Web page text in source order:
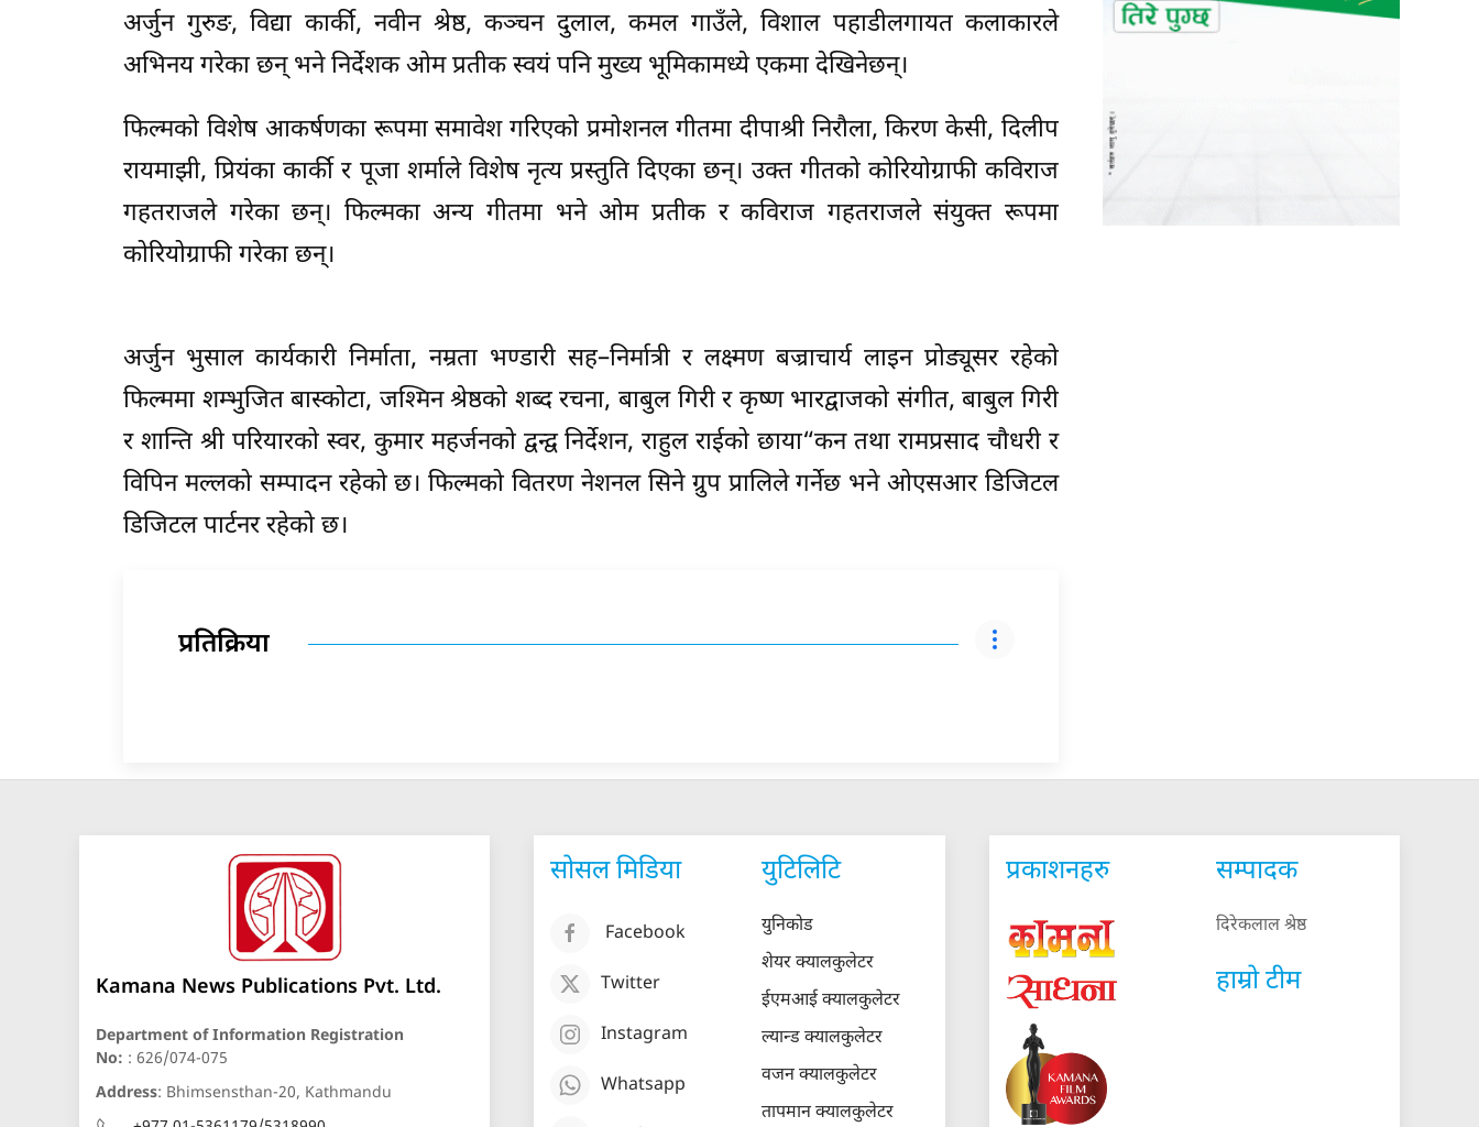
अर्जुन गुरुङ, विद्या कार्की, नवीन श्रेष्ठ, कञ्चन दुलाल, कमल गाउँले, विशाल पहाडीलगायत कलाकारले
अभिनय गरेका छन् भने निर्देशक ओम प्रतीक स्वयं पनि मुख्य भूमिकामध्ये एकमा देखिनेछन्।
फिल्मको विशेष आकर्षणका रूपमा समावेश गरिएको प्रमोशनल गीतमा दीपाश्री निरौला, किरण केसी, दिलीप
रायमाझी, प्रियंका कार्की र पूजा शर्माले विशेष नृत्य प्रस्तुति दिएका छन्। उक्त गीतको कोरियोग्राफी कविराज
गहतराजले गरेका छन्। फिल्मका अन्य गीतमा भने ओम प्रतीक र कविराज गहतराजले संयुक्त रूपमा
कोरियोग्राफी गरेका छन्।
अर्जुन भुसाल कार्यकारी निर्माता, नम्रता भण्डारी सह–निर्मात्री र लक्ष्मण बज्राचार्य लाइन प्रोड्यूसर रहेको
फिल्ममा शम्भुजित बास्कोटा, जश्मिन श्रेष्ठको शब्द रचना, बाबुल गिरी र कृष्ण भारद्वाजको संगीत, बाबुल गिरी
र शान्ति श्री परियारको स्वर, कुमार महर्जनको द्वन्द्व निर्देशन, राहुल राईको छाया“कन तथा रामप्रसाद चौधरी र
विपिन मल्लको सम्पादन रहेको छ। फिल्मको वितरण नेशनल सिने ग्रुप प्रालिले गर्नेछ भने ओएसआर डिजिटल
डिजिटल पार्टनर रहेको छ।
प्रतिक्रिया
Kamana News Publications Pvt. Ltd.
Department of Information Registration
No: : 626/074-075
Address: Bhimsensthan-20, Kathmandu
सोसल मिडिया
Facebook
Twitter
Instagram
Whatsapp
युटिलिटि
युनिकोड
शेयर क्यालकुलेटर
ईएमआई क्यालकुलेटर
ल्यान्ड क्यालकुलेटर
वजन क्यालकुलेटर
तापमान क्यालकुलेटर
प्रकाशनहरु सम्पादक
दिरेकलाल श्रेष्ठ
हाम्रो टीम